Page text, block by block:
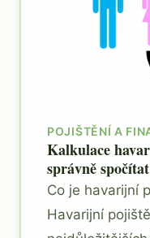
POJIŠTĚNÍ A
Kalkulace
správně
Co je havarijní
Havarijní